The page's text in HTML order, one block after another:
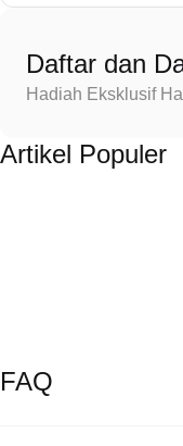
Daftar dan
Hadiah Eksklusif
Artikel Populer
FAQ